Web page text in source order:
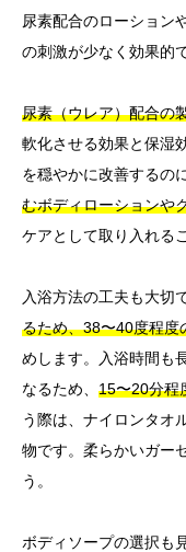
尿素配合のローション
の刺激が少なく効果的
尿素（ウレア）配合の
軟化させる効果と保湿
を穏やかに改善するの
むボディローションや
ケアとして取り入れる
入浴方法の工夫も大切
るため、38〜40度程度
めします。入浴時間も
なるため、 15〜20分程
う際は、ナイロンタオ
物です。柔らかいガー
う。
ボディソープの選択も